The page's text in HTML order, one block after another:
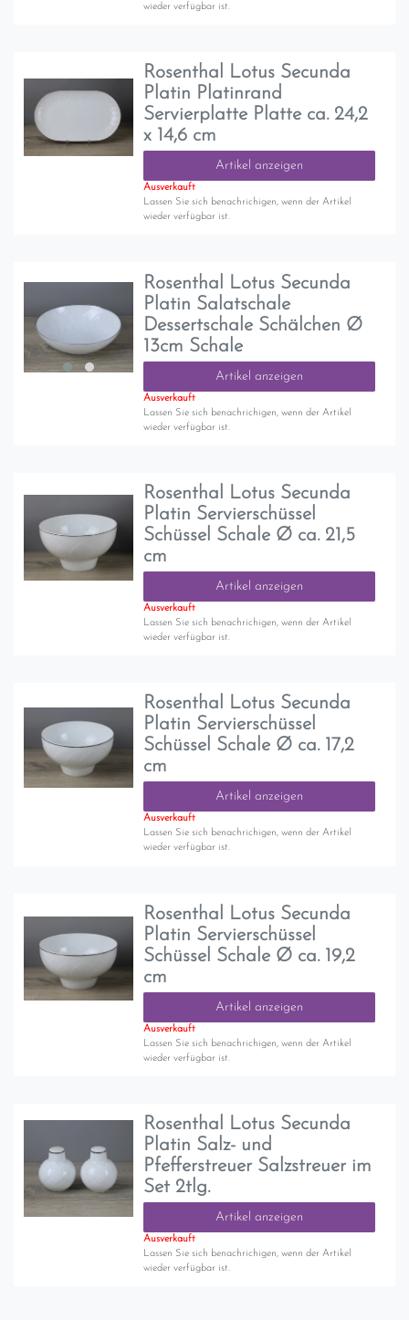
wieder verfügbar ist.
Rosenthal Lotus Secunda
Platin Platinrand
Servierplatte Platte ca. 24,2
x 14,6 cm
Artikel anzeigen
Ausverkauft
Lassen Sie sich benachrichigen, wenn der Artikel
wieder verfügbar ist.
Rosenthal Lotus Secunda
Platin Salatschale
Dessertschale Schälchen Ø
13cm Schale
Artikel anzeigen
Ausverkauft
Lassen Sie sich benachrichigen, wenn der Artikel
wieder verfügbar ist.
Rosenthal Lotus Secunda
Platin Servierschüssel
Schüssel Schale Ø ca. 21,5
cm
Artikel anzeigen
Ausverkauft
Lassen Sie sich benachrichigen, wenn der Artikel
wieder verfügbar ist.
Rosenthal Lotus Secunda
Platin Servierschüssel
Schüssel Schale Ø ca. 17,2
cm
Artikel anzeigen
Ausverkauft
Lassen Sie sich benachrichigen, wenn der Artikel
wieder verfügbar ist.
Rosenthal Lotus Secunda
Platin Servierschüssel
Schüssel Schale Ø ca. 19,2
cm
Artikel anzeigen
Ausverkauft
Lassen Sie sich benachrichigen, wenn der Artikel
wieder verfügbar ist.
Rosenthal Lotus Secunda
Platin Salz- und
Pfefferstreuer Salzstreuer im
Set 2tlg.
Artikel anzeigen
Ausverkauft
Lassen Sie sich benachrichigen, wenn der Artikel
wieder verfügbar ist.